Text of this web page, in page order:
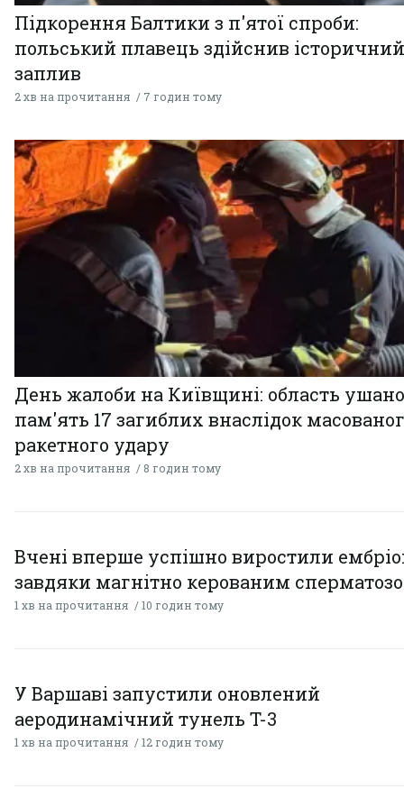
Підкорення Балтики з п'ятої спроби:
польський плавець здійснив історичний
заплив
2 хв на прочитання 7 годин тому
День жалоби на Київщині: область
пам'ять 17 загиблих внаслідок
ракетного удару
2 хв на прочитання 8 годин тому
Вчені вперше успішно виростили
завдяки магнітно керованим
1 хв на прочитання 10 годин тому
У Варшаві запустили оновлений
аеродинамічний тунель T-3
1 хв на прочитання 12 годин тому